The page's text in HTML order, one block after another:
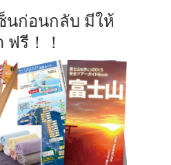
นก่อนกลับ มีให้
ฟรี ！！
รถบัส
เดินทาง
ทัวร์
ที่พัก
สาระน่ารู้
VIDEO